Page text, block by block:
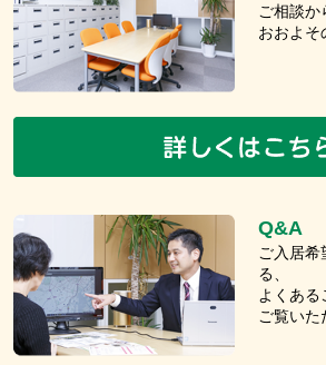
ご相談か
おおよそ
Q&A
ご入居希
る、
よくある
ご覧いた